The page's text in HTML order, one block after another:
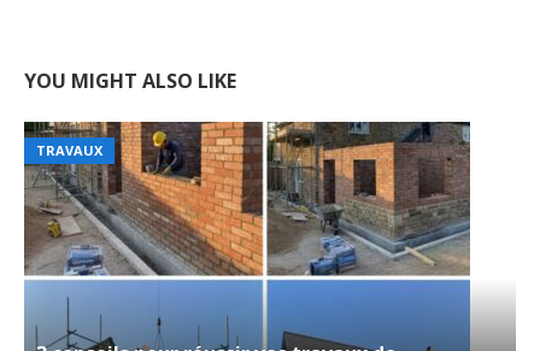
YOU MIGHT ALSO LIKE
TRAVAUX